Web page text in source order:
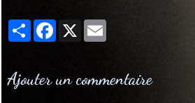
PartagerFacebook
X
Ajouter un commentaire